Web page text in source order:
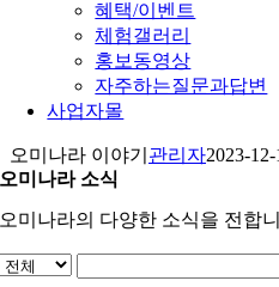
혜택/이벤트
체험갤러리
홍보동영상
자주하는질문과답변
사업자몰
오미나라 이야기 관리자2023-
오미나라 소식
오미나라의 다양한 소식을 전합